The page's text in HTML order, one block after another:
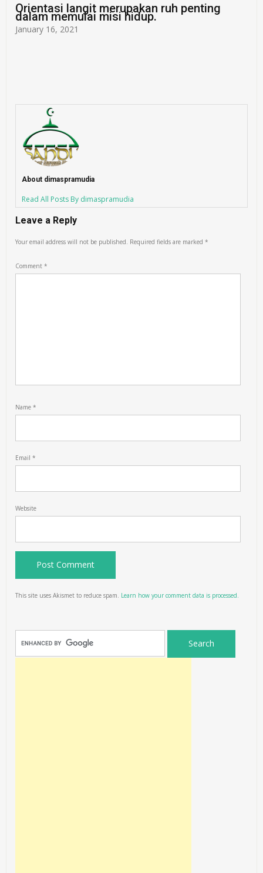
Orientasi langit merupakan ruh penting
dalam memulai misi hidup.
January 16, 2021
About dimaspramudia
Read All Posts By dimaspramudia
Leave a Reply
Your email address will not be published. Required fields are marked*
Comment*
Name*
Email*
Website
This site uses Akismet to reduce spam. Learn how your comment data is processed.